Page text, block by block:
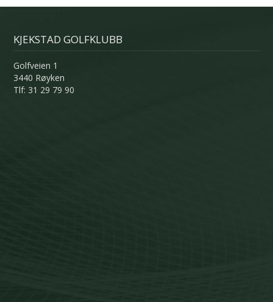
KJEKSTAD GOLFKLUBB
Golfveien 1
3440 Røyken
Tlf: 31 29 79 90